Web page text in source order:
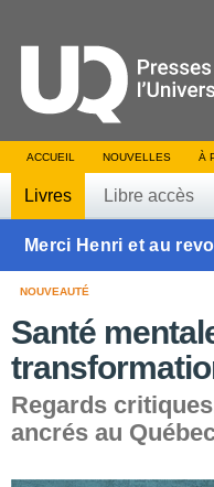
ACCUEIL NOUVELLES À
Livres Libre accès
Merci Henri et au
NOUVEAUTÉ
Santé
Regards
ancrés au